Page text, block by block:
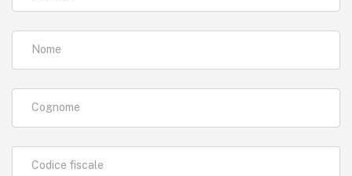
Nome
Cognome
Codice fiscale